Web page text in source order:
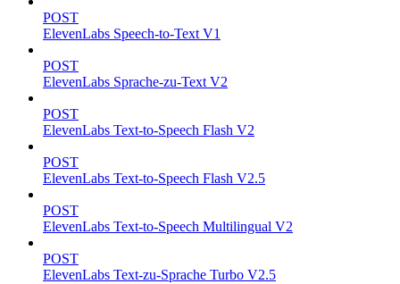
POST
ElevenLabs Speech-to-Text V1
POST
ElevenLabs Sprache-zu-Text V2
POST
ElevenLabs Text-to-Speech Flash V2
POST
ElevenLabs Text-to-Speech Flash V2.5
POST
ElevenLabs Text-to-Speech Multilingual V2
POST
ElevenLabs Text-zu-Sprache Turbo V2.5